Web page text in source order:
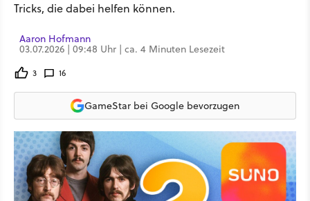
Tricks, die dabei helfen können.
Aaron Hofmann
03.07.2026 | 09:48 Uhr | ca. 4 Minuten Lesezeit
3 16
GameStar bei Google bevorzugen